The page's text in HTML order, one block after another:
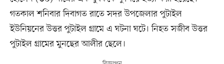
গতকাল শনিবার দিবাগত রাতে সদর উপজেলার পুটাইল
ইউনিয়নের উত্তর পুটাইল গ্রামে এ ঘটনা ঘটে। নিহত সজীব উত্তর
পুটাইল গ্রামের মুনছের আলীর ছেলে।